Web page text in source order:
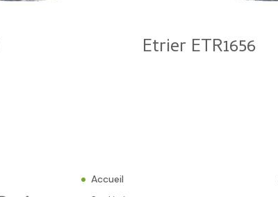
Etrier ETR1656
Accueil